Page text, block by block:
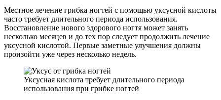
Местное лечение грибка ногтей с помощью уксусной кислоты
часто требует длительного периода использования.
Восстановление нового здорового ногтя может занять
несколько месяцев и до тех пор следует продолжить лечение
уксусной кислотой. Первые заметные улучшения должны
произойти уже через несколько недель.
Уксусная кислота требует длительного периода
использования при грибке ногтей